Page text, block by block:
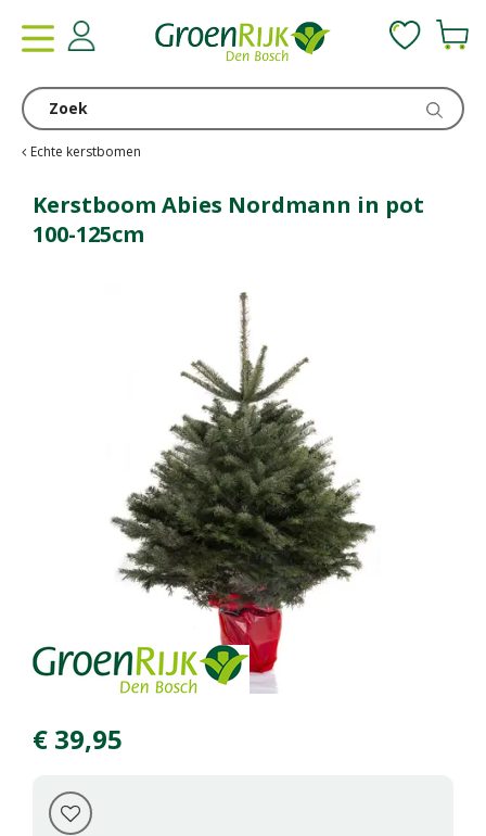
Echte kerstbomen
Kerstboom Abies Nordmann in pot
100-125cm
€ 39,95